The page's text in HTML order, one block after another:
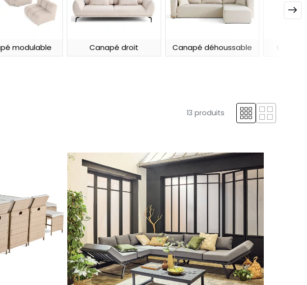
modulable Canapé droit Canapé déhoussable

13 produits